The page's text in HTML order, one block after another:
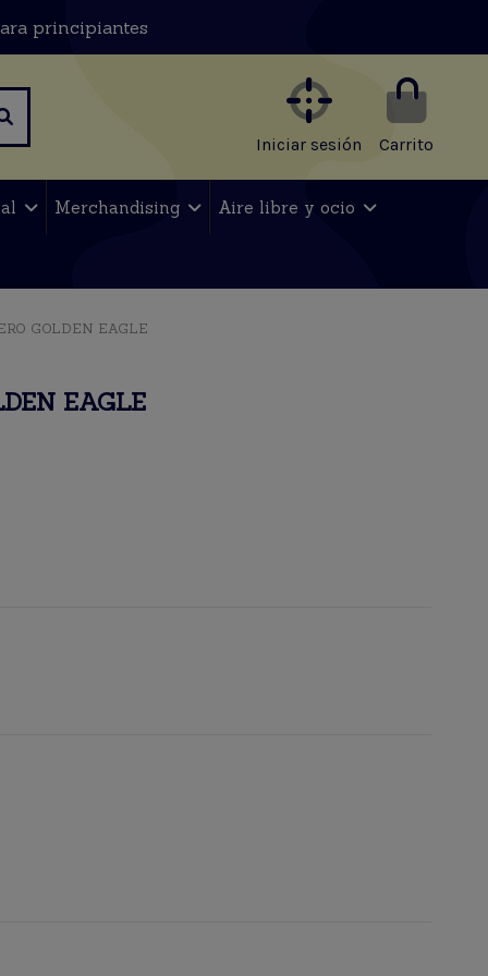
principiantes
Iniciar sesión Carrito
Merchandising Aire libre y ocio
GOLDEN EAGLE
EAGLE